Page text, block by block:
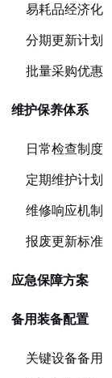
易耗品经济化
分期更新计划
批量采购优惠
维护保养体系
日常检查制度
定期维护计划
维修响应机制
报废更新标准
应急保障方案
备用装备配置
关键设备备用